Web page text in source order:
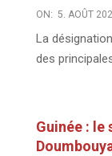
ON: 5. AOÛT
La
des
Guinée : le